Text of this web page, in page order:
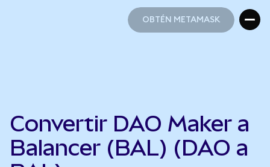
OBTÉN METAMASK
Convertir DAO Maker a
Balancer (BAL) (DAO a